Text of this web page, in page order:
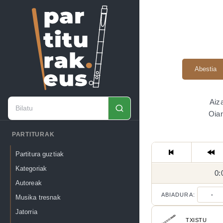
PARTITURAK
Partitura guztiak
Kategoriak
Autoreak
Musika tresnak
Jatorria
Abestia
ABIADURA: -
TXISTU